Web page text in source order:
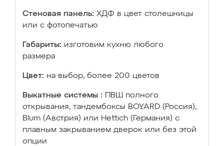
Стеновая панель: ХДФ в цвет столешницы
или с фотопечатью
Габариты: изготовим кухню любого
размера
Цвет: на выбор, более 200 цветов
Выкатные системы :
ПВШ полного
открывания, тандембоксы BOYARD (Россия),
Blum (Австрия) или Hettich (Германия) с
плавным закрыванием дверок или без этой
опции